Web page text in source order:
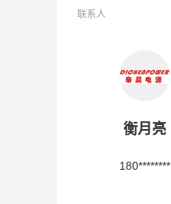
联系人
衡月亮
180********